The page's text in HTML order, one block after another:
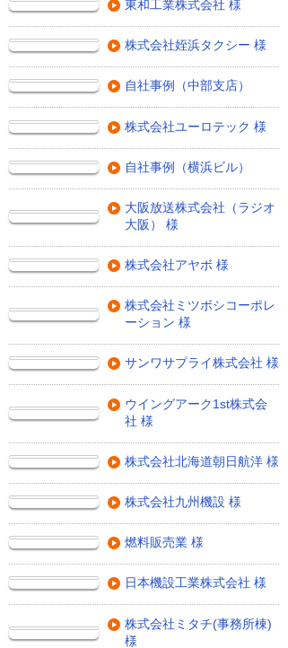
東和工業株式会社 様
株式会社姪浜タクシー 様
自社事例（中部支店）
株式会社ユーロテック 様
自社事例（横浜ビル）
大阪放送株式会社（ラジオ
大阪） 様
株式会社アヤボ 様
株式会社ミツボシコーポレ
ーション 様
サンワサプライ株式会社 様
ウイングアーク1st株式会
社 様
株式会社北海道朝日航洋 様
株式会社九州機設 様
燃料販売業 様
日本機設工業株式会社 様
株式会社ミタチ(事務所棟)
様